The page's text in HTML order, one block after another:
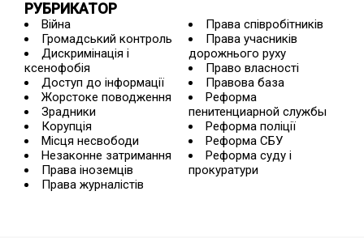
РУБРИКАТОР
Війна
Громадський контроль
Дискримінація і
ксенофобія
Доступ до інформації
Жорстоке поводження
Зрадники
Корупція
Місця несвободи
Незаконне затримання
Права іноземців
Права журналістів
Права співробітників
Права учасників
дорожнього руху
Право власності
Правова база
Реформа
пенитенциарной службы
Реформа поліції
Реформа СБУ
Реформа суду і
прокуратури